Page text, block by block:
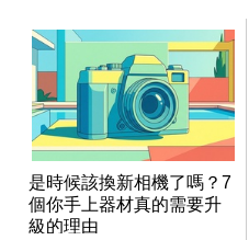
是時候該換新相機了嗎？7
個你手上器材真的需要升
級的理由